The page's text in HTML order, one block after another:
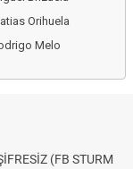
Orihuela
Melo
(FB STURM